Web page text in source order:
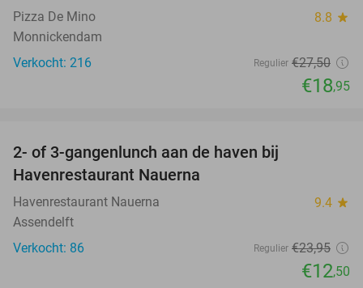
Pizza De Mino 8.8 star
Monnickendam
Verkocht: 216
Regulier €27,50
€18,95
2- of 3-gangenlunch aan de haven bij
Havenrestaurant Nauerna
Havenrestaurant Nauerna 9.4 star
Assendelft
Verkocht: 86
Regulier €23,95
€12,50